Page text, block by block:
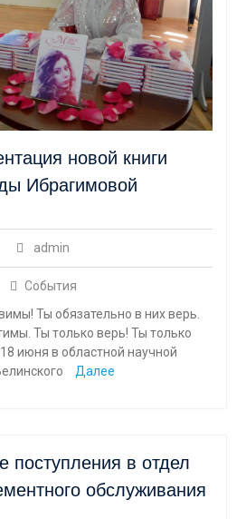
новой книги
Ибрагимовой
admin
События
Ты обязательно в них верь.
Ты только верь! Ты только
июня в областной научной
Далее
поступления в отдел
обслуживания